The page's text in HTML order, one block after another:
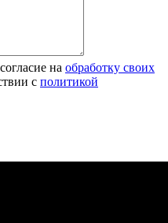
на обработку своих
с политикой